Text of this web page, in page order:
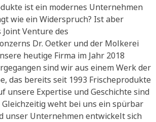
ist ein modernes Unternehmen
wie ein Widerspruch? Ist aber
Venture des
Dr. Oetker und der Molkerei
heutige Firma im Jahr 2018
sind wir aus einem Werk der
das bereits seit 1993 Frischeprodukte
unsere Expertise und Geschichte sind
weht bei uns ein spürbar
unser Unternehmen entwickelt sich